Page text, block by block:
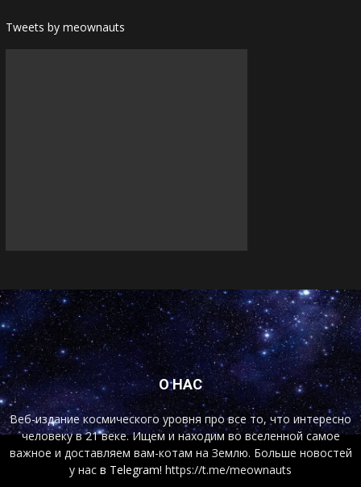
Tweets by meownauts
О НАС
Веб-издание космического уровня про все то, что интересно
человеку в 21 веке. Ищем и находим во вселенной самое
важное и доставляем вам-котам на Землю. Больше новостей
у нас в Telegram! https://t.me/meownauts